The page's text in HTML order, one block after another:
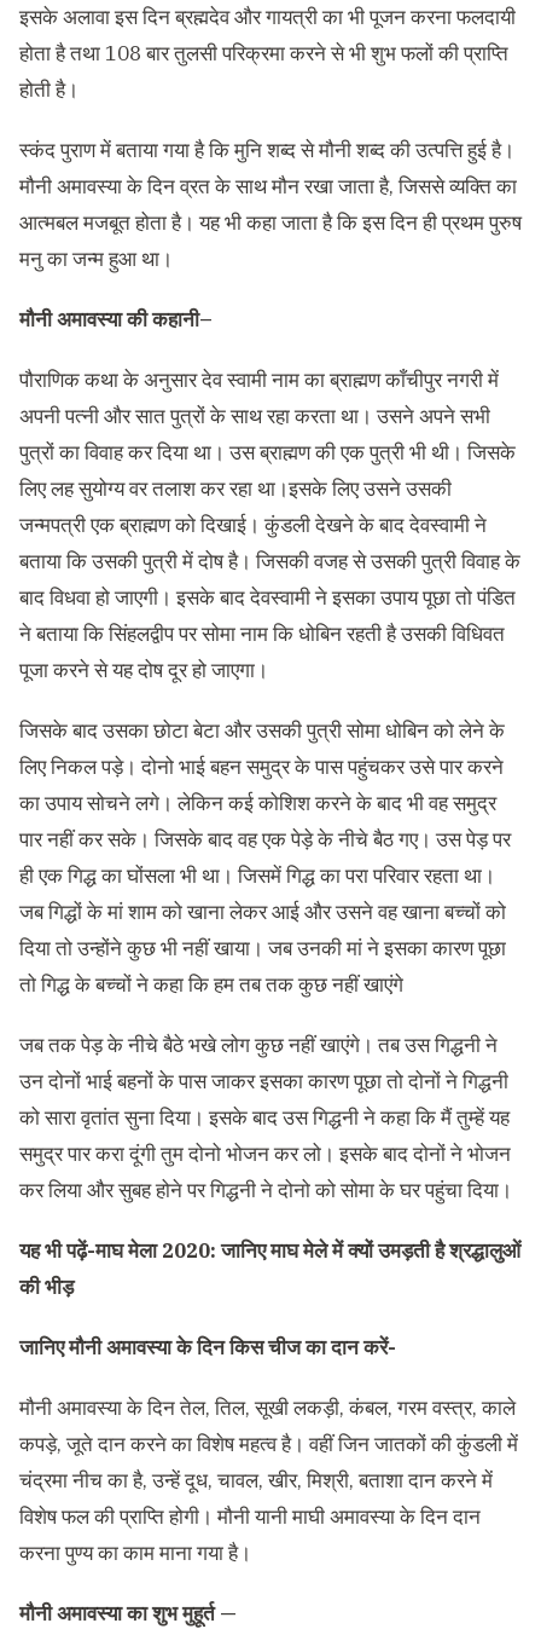
इसके अलावा इस दिन ब्रह्मदेव और गायत्री का भी पूजन करना फलदायी
होता है तथा 108 बार तुलसी परिक्रमा करने से भी शुभ फलों की प्राप्ति
होती है।
स्कंद पुराण में बताया गया है कि मुनि शब्द से मौनी शब्द की उत्पत्ति हुई है।
मौनी अमावस्या के दिन व्रत के साथ मौन रखा जाता है, जिससे व्यक्ति का
आत्मबल मजबूत होता है। यह भी कहा जाता है कि इस दिन ही प्रथम पुरुष
मनु का जन्म हुआ था।
मौनी अमावस्या की कहानी–
पौराणिक कथा के अनुसार देव स्वामी नाम का ब्राह्मण काँचीपुर नगरी में
अपनी पत्नी और सात पुत्रों के साथ रहा करता था। उसने अपने सभी
पुत्रों का विवाह कर दिया था। उस ब्राह्मण की एक पुत्री भी थी। जिसके
लिए लह सुयोग्य वर तलाश कर रहा था।इसके लिए उसने उसकी
जन्मपत्री एक ब्राह्मण को दिखाई। कुंडली देखने के बाद देवस्वामी ने
बताया कि उसकी पुत्री में दोष है। जिसकी वजह से उसकी पुत्री विवाह के
बाद विधवा हो जाएगी। इसके बाद देवस्वामी ने इसका उपाय पूछा तो पंडित
ने बताया कि सिंहलद्वीप पर सोमा नाम कि धोबिन रहती है उसकी विधिवत
पूजा करने से यह दोष दूर हो जाएगा।
जिसके बाद उसका छोटा बेटा और उसकी पुत्री सोमा धोबिन को लेने के
लिए निकल पड़े। दोनो भाई बहन समुद्र के पास पहुंचकर उसे पार करने
का उपाय सोचने लगे। लेकिन कई कोशिश करने के बाद भी वह समुद्र
पार नहीं कर सके। जिसके बाद वह एक पेड़े के नीचे बैठ गए। उस पेड़ पर
ही एक गिद्ध का घोंसला भी था। जिसमें गिद्ध का परा परिवार रहता था।
जब गिद्धों के मां शाम को खाना लेकर आई और उसने वह खाना बच्चों को
दिया तो उन्होंने कुछ भी नहीं खाया। जब उनकी मां ने इसका कारण पूछा
तो गिद्ध के बच्चों ने कहा कि हम तब तक कुछ नहीं खाएंगे
जब तक पेड़ के नीचे बैठे भखे लोग कुछ नहीं खाएंगे। तब उस गिद्धनी ने
उन दोनों भाई बहनों के पास जाकर इसका कारण पूछा तो दोनों ने गिद्धनी
को सारा वृतांत सुना दिया। इसके बाद उस गिद्धनी ने कहा कि मैं तुम्हें यह
समुद्र पार करा दूंगी तुम दोनो भोजन कर लो। इसके बाद दोनों ने भोजन
कर लिया और सुबह होने पर गिद्धनी ने दोनो को सोमा के घर पहुंचा दिया।
यह भी पढ़ें-माघ मेला 2020: जानिए माघ मेले में क्यों उमड़ती है श्रद्धालुओं
की भीड़
जानिए मौनी अमावस्या के दिन किस चीज का दान करें-
मौनी अमावस्या के दिन तेल, तिल, सूखी लकड़ी, कंबल, गरम वस्त्र, काले
कपड़े, जूते दान करने का विशेष महत्व है। वहीं जिन जातकों की कुंडली में
चंद्रमा नीच का है, उन्हें दूध, चावल, खीर, मिश्री, बताशा दान करने में
विशेष फल की प्राप्ति होगी। मौनी यानी माघी अमावस्या के दिन दान
करना पुण्य का काम माना गया है।
मौनी अमावस्या का शुभ मुहूर्त —